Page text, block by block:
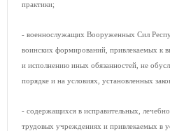
практики;
- военнослужащих Вооруженных Сил
воинских формирований, привлекаемых к
и исполнению иных обязанностей, не
порядке и на условиях, установленных
- содержащихся в исправительных,
трудовых учреждениях и привлекаемых в